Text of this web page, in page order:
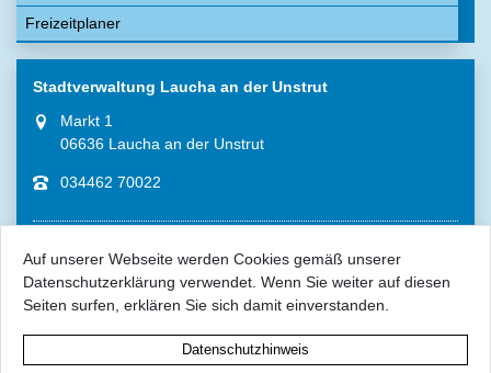
Auf unserer Webseite werden Cookies gemäß unserer
Datenschutzerklärung verwendet. Wenn Sie weiter auf diesen
Seiten surfen, erklären Sie sich damit einverstanden.
Datenschutzhinweis
Freizeitplaner
Stadtverwaltung Laucha an der Unstrut
Markt 1
06636 Laucha an der Unstrut
034462 70022